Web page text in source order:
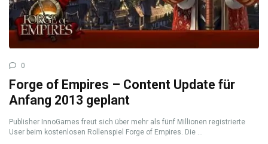
0
Forge of Empires – Content Update für
Anfang 2013 geplant
Publisher InnoGames freut sich über mehr als fünf Millionen registrierte
User beim kostenlosen Rollenspiel Forge of Empires. Die ...